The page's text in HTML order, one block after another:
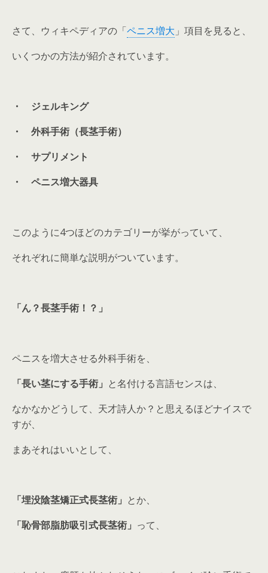
さて、ウィキペディアの「ペニス増大 」項目を見ると、
いくつかの方法が紹介されています。
・ ジェルキング
・ 外科手術（長茎手術）
・ サプリメント
・ ペニス増大器具
このように4つほどのカテゴリーが挙がっていて、
それぞれに簡単な説明がついています。
「ん？長茎手術！？」
ペニスを増大させる外科手術を、
「長い茎にする手術」 と名付ける言語センスは、
なかなかどうして、天才詩人か？と思えるほどナイスで
すが、
まあそれはいいとして、
「埋没陰茎矯正式長茎術」 とか、
「恥骨部脂肪吸引式長茎術」 って、